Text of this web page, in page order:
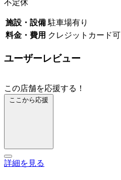
不定休
施設・設備 駐車場有り
料金・費用 クレジットカード可
ユーザーレビュー
この店舗を応援する！
ここから応援
詳細を見る